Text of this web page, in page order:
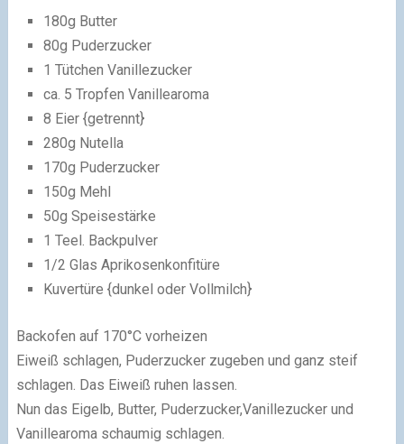
180g Butter
80g Puderzucker
1 Tütchen Vanillezucker
ca. 5 Tropfen Vanillearoma
8 Eier {getrennt}
280g Nutella
170g Puderzucker
150g Mehl
50g Speisestärke
1 Teel. Backpulver
1/2 Glas Aprikosenkonfitüre
Kuvertüre {dunkel oder Vollmilch}
Backofen auf 170°C vorheizen
Eiweiß schlagen, Puderzucker zugeben und ganz steif
schlagen. Das Eiweiß ruhen lassen.
Nun das Eigelb, Butter, Puderzucker,Vanillezucker und
Vanillearoma schaumig schlagen.